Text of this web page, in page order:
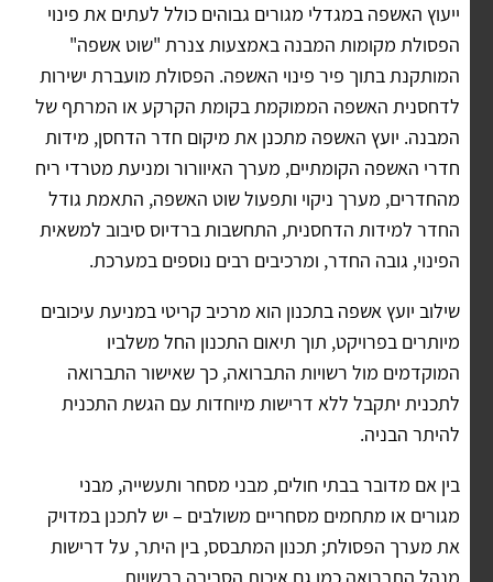
ייעוץ האשפה במגדלי מגורים גבוהים כולל לעתים את פינוי
הפסולת מקומות המבנה באמצעות צנרת "שוט אשפה"
המותקנת בתוך פיר פינוי האשפה. הפסולת מועברת ישירות
לדחסנית האשפה הממוקמת בקומת הקרקע או המרתף של
המבנה. יועץ האשפה מתכנן את מיקום חדר הדחסן, מידות
חדרי האשפה הקומתיים, מערך האיוורור ומניעת מטרדי ריח
מהחדרים, מערך ניקוי ותפעול שוט האשפה, התאמת גודל
החדר למידות הדחסנית, התחשבות ברדיוס סיבוב למשאית
הפינוי, גובה החדר, ומרכיבים רבים נוספים במערכת.
שילוב יועץ אשפה בתכנון הוא מרכיב קריטי במניעת עיכובים
מיותרים בפרויקט, תוך תיאום התכנון החל משלביו
המוקדמים מול רשויות התברואה, כך שאישור התברואה
לתכנית יתקבל ללא דרישות מיוחדות עם הגשת התכנית
להיתר הבניה.
בין אם מדובר בבתי חולים, מבני מסחר ותעשייה, מבני
מגורים או מתחמים מסחריים משולבים – יש לתכנן במדויק
את מערך הפסולת; תכנון המתבסס, בין היתר, על דרישות